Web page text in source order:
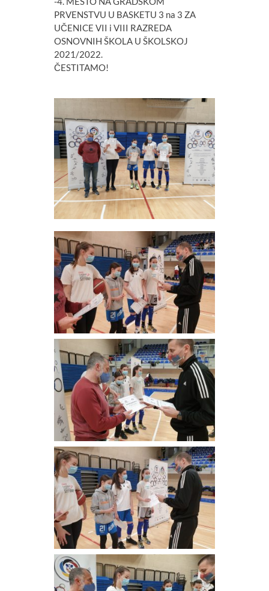
PRVENSTVU U BASKETU 3 na 3 ZA
UČENICE VII i VIII RAZREDA
OSNOVNIH ŠKOLA U ŠKOLSKOJ
2021/2022.
ČESTITAMO!